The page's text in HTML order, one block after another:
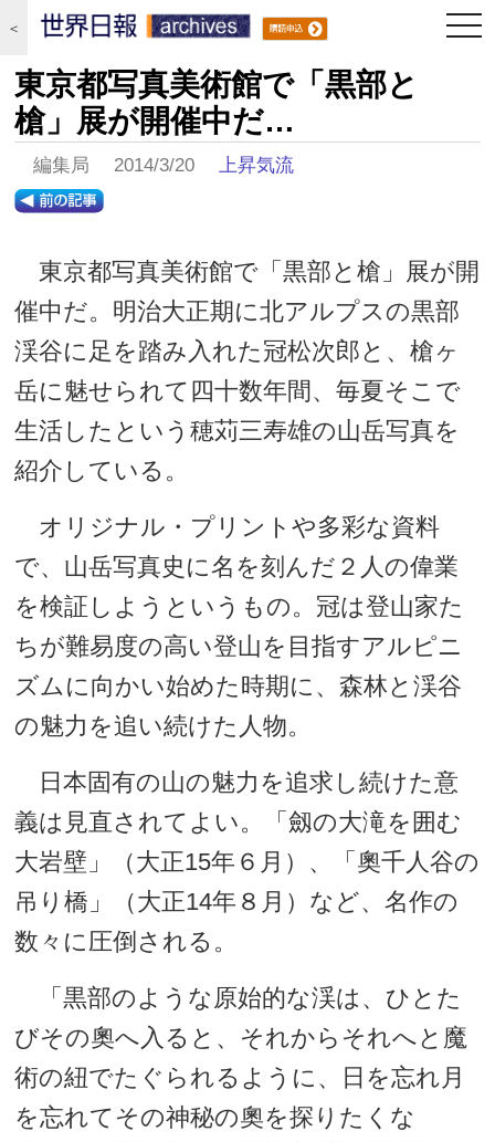
＜
東京都写真美術館で「黒部と
槍」展が開催中だ…
編集局 2014/3/20上昇気流
東京都写真美術館で「黒部と槍」展が開
催中だ。明治大正期に北アルプスの黒部
渓谷に足を踏み入れた冠松次郎と、槍ヶ
岳に魅せられて四十数年間、毎夏そこで
生活したという穂苅三寿雄の山岳写真を
紹介している。
オリジナル・プリントや多彩な資料
で、山岳写真史に名を刻んだ２人の偉業
を検証しようというもの。冠は登山家た
ちが難易度の高い登山を目指すアルピニ
ズムに向かい始めた時期に、森林と渓谷
の魅力を追い続けた人物。
日本固有の山の魅力を追求し続けた意
義は見直されてよい。「劔の大滝を囲む
大岩壁」（大正15年６月）、「奧千人谷の
吊り橋」（大正14年８月）など、名作の
数々に圧倒される。
「黒部のような原始的な渓は、ひとた
びその奧へ入ると、それからそれへと魔
術の紐でたぐられるように、日を忘れ月
を忘れてその神秘の奧を探りたくな